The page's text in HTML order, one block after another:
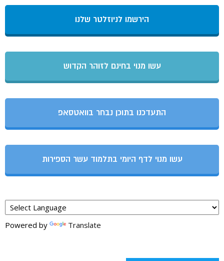
הירשמו לניוזלטר שלנו
עשו מנוי בחינם לזוהר הקדוש
התעדכנו בתוכן נבחר בוואטסאפ
עשו מנוי לדף היומי בתלמוד עשר הספירות
Powered by Translate